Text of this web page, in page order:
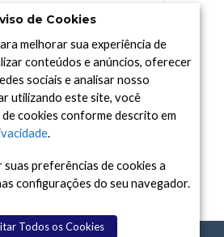
VÍDEOde Cookies
melhorar sua experiência de
conteúdos e anúncios, oferecer
sociais e analisar nosso
utilizando este site, você
cookies conforme descrito em
.
preferências de cookies a
configurações do seu navegador.
Todos os Cookies